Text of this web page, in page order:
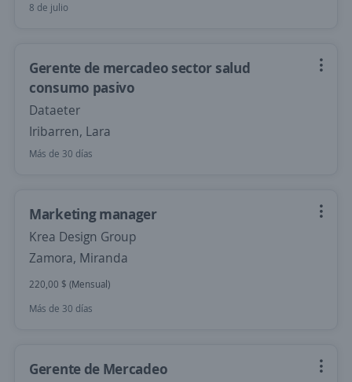
8 de julio
Gerente de mercadeo sector salud
consumo pasivo
Dataeter
Iribarren, Lara
Más de 30 días
Marketing manager
Krea Design Group
Zamora, Miranda
220,00 $ (Mensual)
Más de 30 días
Gerente de Mercadeo